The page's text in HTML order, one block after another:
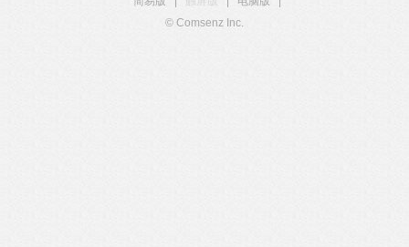
© Comsenz Inc.